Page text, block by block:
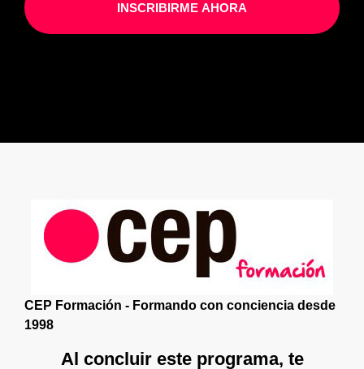
INSCRIBIRME AHORA
CEP Formación - Formando con conciencia desde
1998
Al concluir este programa, te